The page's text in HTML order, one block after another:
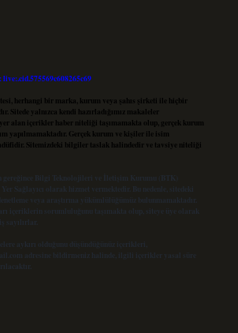
live:.cid.575569c608265c69
herhangi bir marka, kurum veya şahıs şirketi ile hiçbir
Sitede yalnızca kendi hazırladığımız makaleler
alan içerikler haber niteliği taşımamakta olup, gerçek kurum
yapılmamaktadır. Gerçek kurum ve kişiler ile isim
Sitemizdeki bilgiler taslak halindedir ve tavsiye niteliği
gereğince Bilgi Teknolojileri ve İletişim Kurumu (BTK)
Sağlayıcı olarak hizmet vermektedir. Bu nedenle, sitedeki
veya araştırma yükümlülüğümüz bulunmamaktadır.
içeriklerin sorumluluğunu taşımakta olup, siteye üye olarak
sayılırlar.
aykırı olduğunu düşündüğünüz içerikleri,
adresine bildirmeniz halinde, ilgili içerikler yasal süre